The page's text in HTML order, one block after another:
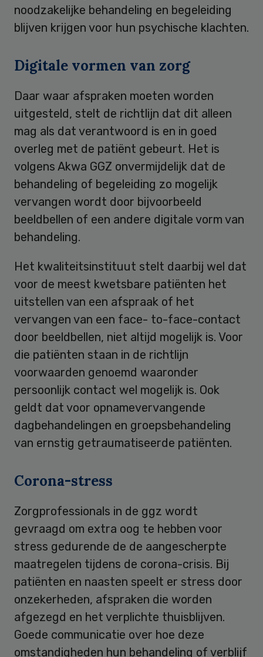
noodzakelijke behandeling en begeleiding
blijven krijgen voor hun psychische klachten.
Digitale vormen van zorg
Daar waar afspraken moeten worden
uitgesteld, stelt de richtlijn dat dit alleen
mag als dat verantwoord is en in goed
overleg met de patiënt gebeurt. Het is
volgens Akwa GGZ onvermijdelijk dat de
behandeling of begeleiding zo mogelijk
vervangen wordt door bijvoorbeeld
beeldbellen of een andere digitale vorm van
behandeling.
Het kwaliteitsinstituut stelt daarbij wel dat
voor de meest kwetsbare patiënten het
uitstellen van een afspraak of het
vervangen van een face- to-face-contact
door beeldbellen, niet altijd mogelijk is. Voor
die patiënten staan in de richtlijn
voorwaarden genoemd waaronder
persoonlijk contact wel mogelijk is. Ook
geldt dat voor opnamevervangende
dagbehandelingen en groepsbehandeling
van ernstig getraumatiseerde patiënten.
Corona-stress
Zorgprofessionals in de ggz wordt
gevraagd om extra oog te hebben voor
stress gedurende de de aangescherpte
maatregelen tijdens de corona-crisis. Bij
patiënten en naasten speelt er stress door
onzekerheden, afspraken die worden
afgezegd en het verplichte thuisblijven.
Goede communicatie over hoe deze
omstandigheden hun behandeling of verblijf